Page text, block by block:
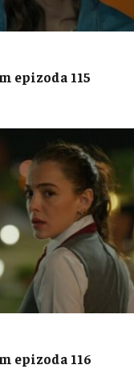
epizoda 115
epizoda 116